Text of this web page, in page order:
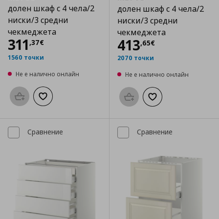
долен шкаф с 4 чела/2
ниски/3 средни
чекмеджета
311 ,37€
Цена
1560 точки
Не е налично онлайн
Προσθήκη στο καλάθι
Добави към списъка с любими
долен шкаф с 4 чела/2
ниски/3 средни
чекмеджета
413,65€
Цена
2070 точки
Не е налично онлайн
Προσθήκη στο καλάθι
Добави към
Сравнение Сравнение